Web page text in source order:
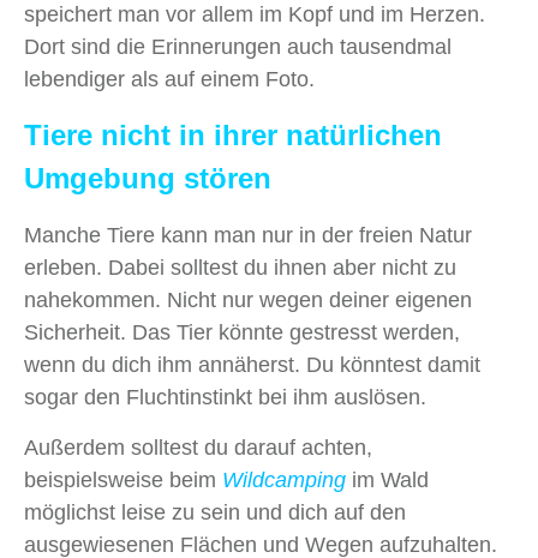
speichert man vor allem im Kopf und im Herzen.
Dort sind die Erinnerungen auch tausendmal
lebendiger als auf einem Foto.
​Tiere nicht in ihrer natürlichen
Umgebung stören
Manche Tiere kann man nur in der freien Natur
erleben. Dabei solltest du ihnen aber nicht zu
nahekommen. Nicht ​nur wegen deiner eigenen
Sicherheit. Das Tier könnte gestresst werden,
wenn du dich ihm annäherst. Du könntest damit
sogar den Fluchtinstinkt bei ihm auslösen.
Außerdem solltest du darauf achten,
beispielsweise beim Wildcamping im Wald
möglichst leise zu sein und dich auf den
ausgewiesenen Flächen und Wegen aufzuhalten.